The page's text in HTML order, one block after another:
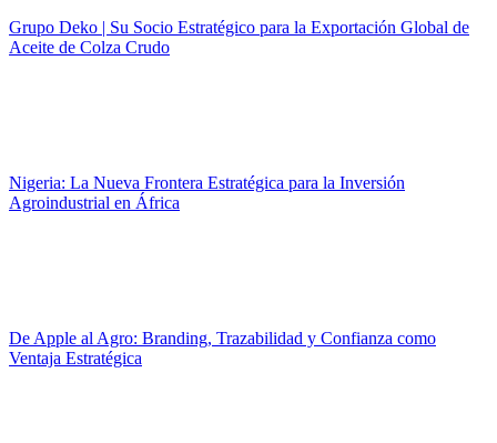
Grupo Deko | Su Socio Estratégico para la Exportación Global de
Aceite de Colza Crudo
Nigeria: La Nueva Frontera Estratégica para la Inversión
Agroindustrial en África
De Apple al Agro: Branding, Trazabilidad y Confianza como
Ventaja Estratégica